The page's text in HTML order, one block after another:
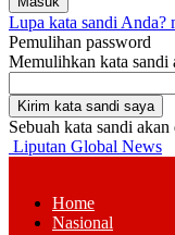
Lupa kata sandi Anda?
Pemulihan password
Memulihkan kata sandi
Sebuah kata sandi
Liputan Global News
Home
Nasional